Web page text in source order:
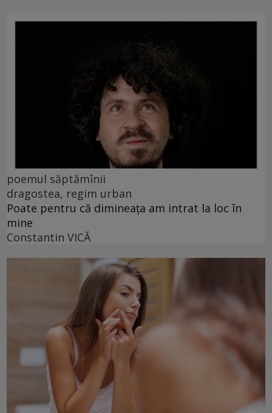
poemul săptămînii
dragostea, regim urban
Poate pentru că dimineața am intrat la loc în
mine
Constantin VICĂ